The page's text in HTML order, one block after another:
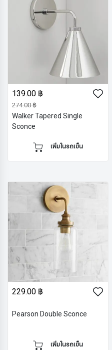
139.00 ฿
274.00 ฿
Walker Tapered Single
Sconce
เพิ่มในรถเข็น
229.00 ฿
Pearson Double Sconce
เพิ่มในรถเข็น